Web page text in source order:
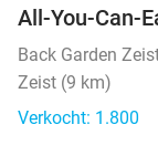
All-You-Can-
Back Garden
Zeist (9 km)
Verkocht: 1.800